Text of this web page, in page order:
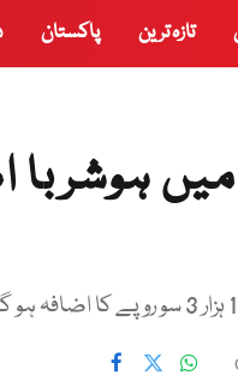
تازہ ترین پاکستان